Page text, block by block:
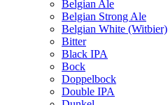
Belgian Ale
Belgian Strong Ale
Belgian White (Witbier)
Bitter
Black IPA
Bock
Doppelbock
Double IPA